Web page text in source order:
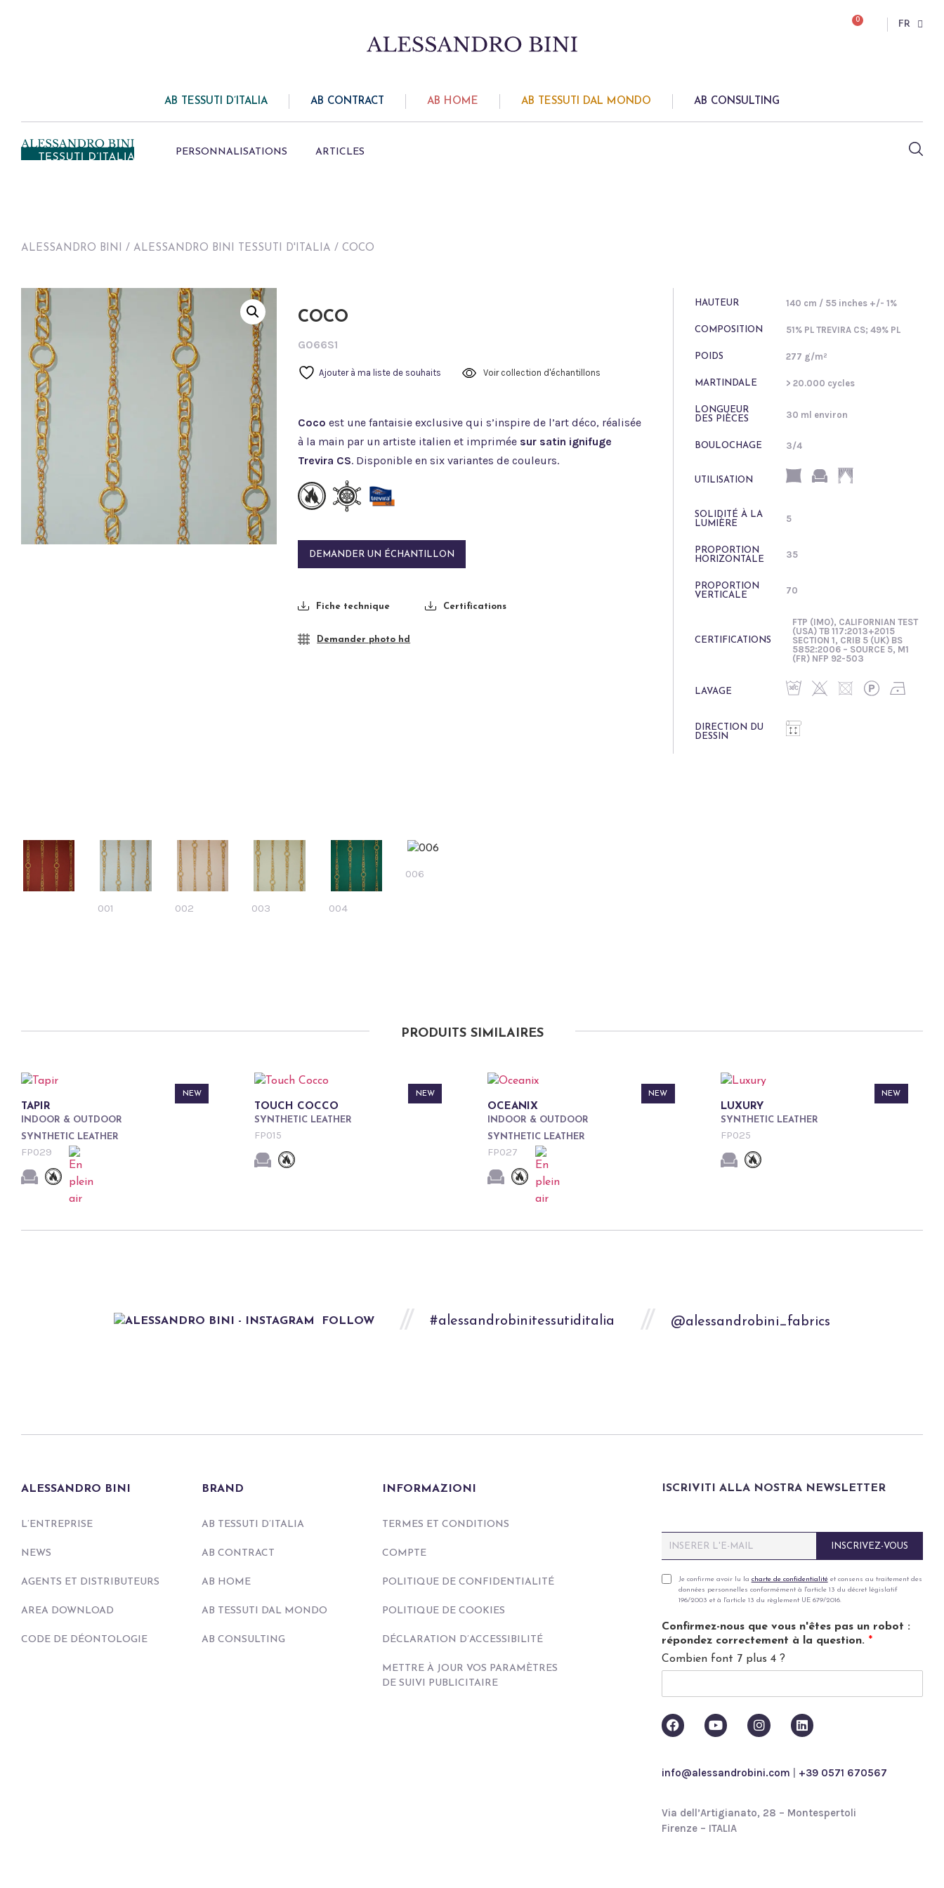
0 FR
AB TESSUTI D’ITALIA AB CONTRACT AB HOME AB TESSUTI DAL MONDO AB CONSULTING
PERSONNALISATIONS ARTICLES
ALESSANDRO BINI / ALESSANDRO BINI TESSUTI D'ITALIA / COCO
COCO
G066S1
Ajouter à ma liste de souhaits Voir collection d'échantillons
Coco est une fantaisie exclusive qui s’inspire de l’art déco, réalisée
à la main par un artiste italien et imprimée sur satin ignifuge
Trevira CS. Disponible en six variantes de couleurs.
DEMANDER UN ÉCHANTILLON
Fiche technique Certifications
Demander photo hd
HAUTEUR 140 cm / 55 inches +/- 1%
COMPOSITION 51% PL TREVIRA CS; 49% PL
POIDS 277 g/m²
MARTINDALE > 20.000 cycles
LONGUEUR
DES PIÈCES
30 ml environ
BOULOCHAGE 3/4
UTILISATION
SOLIDITÉ À LA
LUMIÈRE
5
PROPORTION
HORIZONTALE
35
PROPORTION
VERTICALE
70
CERTIFICATIONS
FTP (IMO), CALIFORNIAN TEST
(USA) TB 117:2013+2015
SECTION 1, CRIB 5 (UK) BS
5852:2006 – SOURCE 5, M1
(FR) NFP 92-503
LAVAGE
DIRECTION DU
DESSIN
001 002 003 004
006
PRODUITS SIMILAIRES
NEW
TAPIR
INDOOR & OUTDOOR
SYNTHETIC LEATHER
FP029
NEW
TOUCH COCCO
SYNTHETIC LEATHER
FP015
NEW
OCEANIX
INDOOR & OUTDOOR
SYNTHETIC LEATHER
FP027
NEW
LUXURY
SYNTHETIC LEATHER
FP025
FOLLOW #alessandrobinitessutiditalia @alessandrobini_fabrics
ALESSANDRO BINI
L’ENTREPRISE
NEWS
AGENTS ET DISTRIBUTEURS
AREA DOWNLOAD
CODE DE DÉONTOLOGIE
BRAND
AB TESSUTI D’ITALIA
AB CONTRACT
AB HOME
AB TESSUTI DAL MONDO
AB CONSULTING
INFORMAZIONI
TERMES ET CONDITIONS
COMPTE
POLITIQUE DE CONFIDENTIALITÉ
POLITIQUE DE COOKIES
DÉCLARATION D’ACCESSIBILITÉ
METTRE À JOUR VOS PARAMÈTRES
DE SUIVI PUBLICITAIRE
ISCRIVITI ALLA NOSTRA NEWSLETTER
m
iP
v
a
y
i
c
Je confirme avoir lu la charte de confidentialitéet consens au traitement des
données personnelles conformément à l'article 13 du décret législatif
196/2003 et à l'article 13 du règlement UE 679/2016.
Confirmez-nous que vous n'êtes pas un robot :
répondez correctement à la question. *
Combien font 7 plus 4 ?
INSCRIVEZ-VOUS
info@alessandrobini.com +39 0571 670567
Via dell’Artigianato, 28 – Montespertoli
Firenze – ITALIA